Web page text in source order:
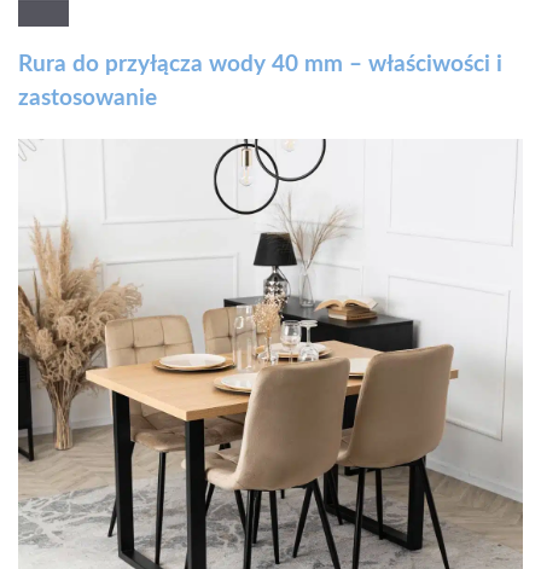
Rura do przyłącza wody 40 mm – właściwości i
zastosowanie